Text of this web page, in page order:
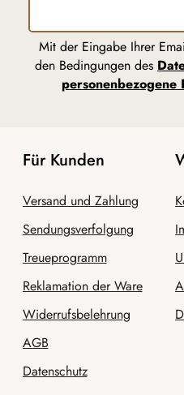
Mit der Eingabe Ihrer
den Bedingungen des
personenbezogene
Für Kunden
Versand und Zahlung
Sendungsverfolgung
Treueprogramm
Reklamation der Ware
Widerrufsbelehrung
AGB
Datenschutz